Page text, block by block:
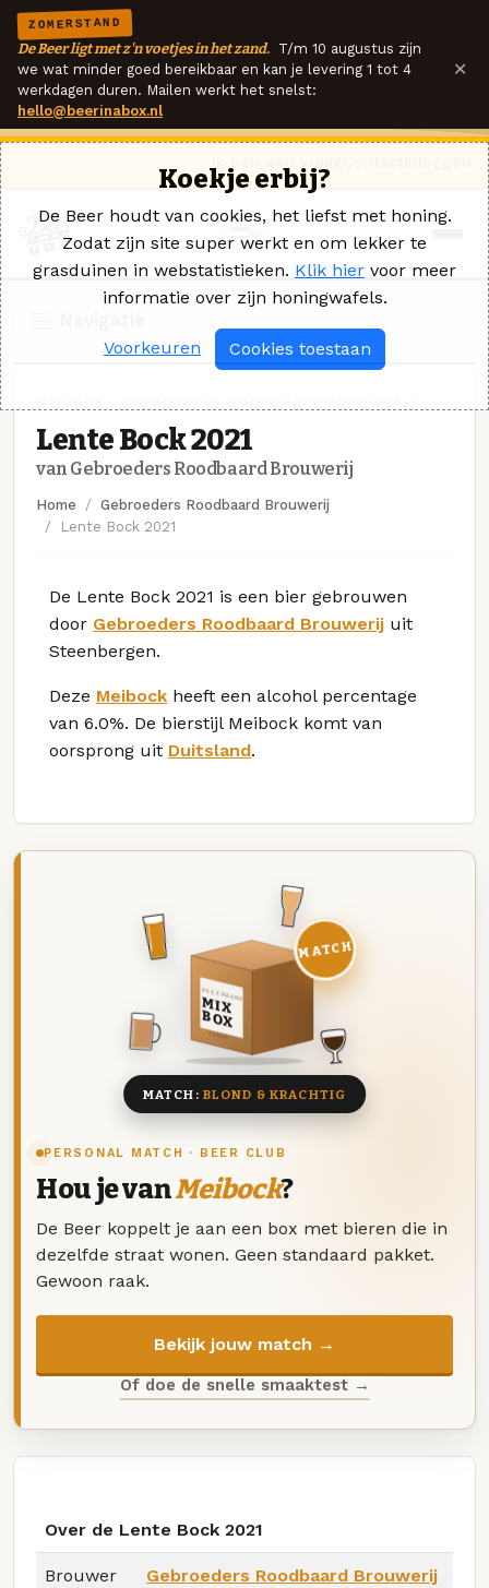
ZOMERSTAND
De Beer ligt met z'n voetjes in het zand. T/m 10 augustus zijn
we wat minder goed bereikbaar en kan je levering 1 tot 4
werkdagen duren. Mailen werkt het snelst:
hello@beerinabox.nl
×
Lente Bock 2021
van Gebroeders Roodbaard Brouwerij
Home
Gebroeders Roodbaard Brouwerij
Lente Bock 2021
De Lente Bock 2021 is een bier gebrouwen
door Gebroeders Roodbaard Brouwerij uit
Steenbergen.
Deze Meibock heeft een alcohol percentage
van 6.0%. De bierstijl Meibock komt van
oorsprong uit Duitsland.
PERSONAL MATCH · BEER CLUB
Hou je vanMeibock?
De Beer koppelt je aan een box met bieren die in
dezelfde straat wonen. Geen standaard pakket.
Gewoon raak.
Bekijk jouw match →
Of doe de snelle smaaktest →
DEZE MAAND
MIX
BOX
8 BIEREN
MATCH
MATCH: BLOND & KRACHTIG
Over de Lente Bock 2021
Brouwer Gebroeders Roodbaard Brouwerij
Koekje erbij?
De Beer houdt van cookies, het liefst met honing.
Zodat zijn site super werkt en om lekker te
grasduinen in webstatistieken. Klik hier voor meer
informatie over zijn honingwafels.
Voorkeuren Cookies toestaan